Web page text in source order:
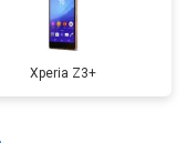
Xperia Z3+